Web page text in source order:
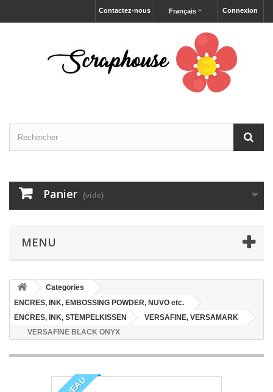
Connexion
Français
Contactez-nous
Panier (vide)
MENU
Categories
ENCRES, INK, EMBOSSING POWDER, NUVO etc.
ENCRES, INK, STEMPELKISSEN
VERSAFINE, VERSAMARK
VERSAFINE BLACK ONYX